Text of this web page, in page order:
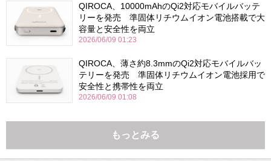
QIROCA、10000mAhのQi2対応モバイルバッテ
リーを発売 準固体リチウムイオン電池搭載で大
容量と安全性を両立
2026/06/09 01:23
QIROCA、薄さ約8.3mmのQi2対応モバイルバッ
テリーを発売 準固体リチウムイオン電池採用で
安全性と携帯性を両立
2026/06/09 01:08
もっとみる